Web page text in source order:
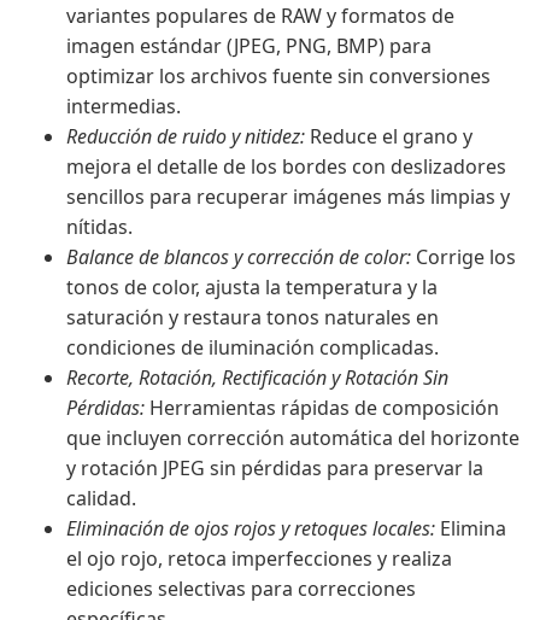
variantes populares de RAW y formatos de
imagen estándar (JPEG, PNG, BMP) para
optimizar los archivos fuente sin conversiones
intermedias.
Reducción de ruido y nitidez: Reduce el grano y
mejora el detalle de los bordes con deslizadores
sencillos para recuperar imágenes más limpias y
nítidas.
Balance de blancos y corrección de color: Corrige los
tonos de color, ajusta la temperatura y la
saturación y restaura tonos naturales en
condiciones de iluminación complicadas.
Recorte, Rotación, Rectificación y Rotación Sin
Pérdidas: Herramientas rápidas de composición
que incluyen corrección automática del horizonte
y rotación JPEG sin pérdidas para preservar la
calidad.
Eliminación de ojos rojos y retoques locales: Elimina
el ojo rojo, retoca imperfecciones y realiza
ediciones selectivas para correcciones